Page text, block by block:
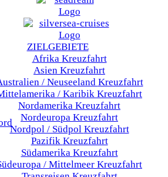
ZIELGEBIETE
Afrika Kreuzfahrt
Asien Kreuzfahrt
/ Neuseeland Kreuzfahrt
/ Karibik Kreuzfahrt
Nordamerika Kreuzfahrt
Nordeuropa Kreuzfahrt
Nordpol / Südpol Kreuzfahrt
Pazifik Kreuzfahrt
Südamerika Kreuzfahrt
/ Mittelmeer Kreuzfahrt